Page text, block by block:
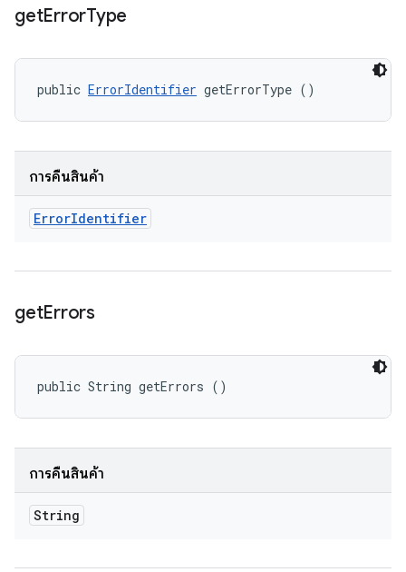
getErrorType
public ErrorIdentifier getErrorType ()
การคืนสินค้า
ErrorIdentifier
getErrors
public String getErrors ()
การคืนสินค้า
String